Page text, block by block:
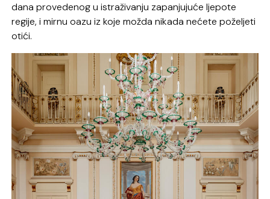
dana provedenog u istraživanju zapanjujuće ljepote
regije, i mirnu oazu iz koje možda nikada nećete poželjeti
otići.